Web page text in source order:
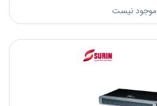
نام برند: یستار
موجود نیست